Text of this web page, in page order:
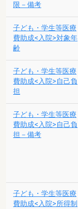
限－備考
子ども・学生等医療
費助成<入院>対象年
齢
子ども・学生等医療
費助成<入院>自己負
担
子ども・学生等医療
費助成<入院>自己負
担－備考
子ども・学生等医療
費助成<入院>所得制